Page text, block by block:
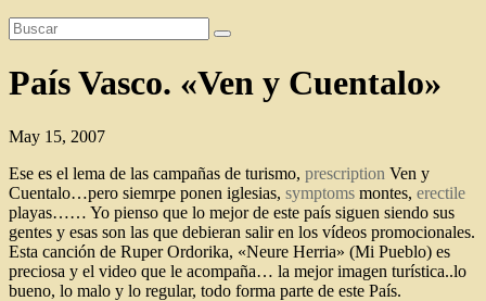
País Vasco. «Ven y Cuentalo»
May 15, 2007
Ese es el lema de las campañas de turismo, prescription Ven y
Cuentalo…pero siemrpe ponen iglesias, symptoms montes, erectile
playas…… Yo pienso que lo mejor de este país siguen siendo sus
gentes y esas son las que debieran salir en los vídeos promocionales.
Esta canción de Ruper Ordorika, «Neure Herria» (Mi Pueblo) es
preciosa y el video que le acompaña… la mejor imagen turística..lo
bueno, lo malo y lo regular, todo forma parte de este País.